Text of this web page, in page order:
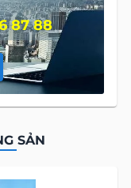
87 88
SẢN